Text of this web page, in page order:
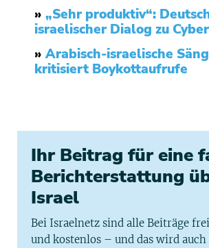
» „Sehr produktiv“:
israelischer Dialog zu
»Arabisch-israelische
kritisiert Boykottaufrufe
Ihr Beitrag für eine
Berichterstattung
Israel
Bei Israelnetz sind alle Beiträge
und kostenlos – und das wird auch